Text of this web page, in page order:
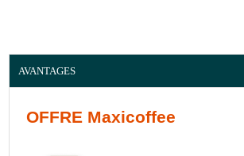
AVANTAGES
OFFRE Maxicoffee